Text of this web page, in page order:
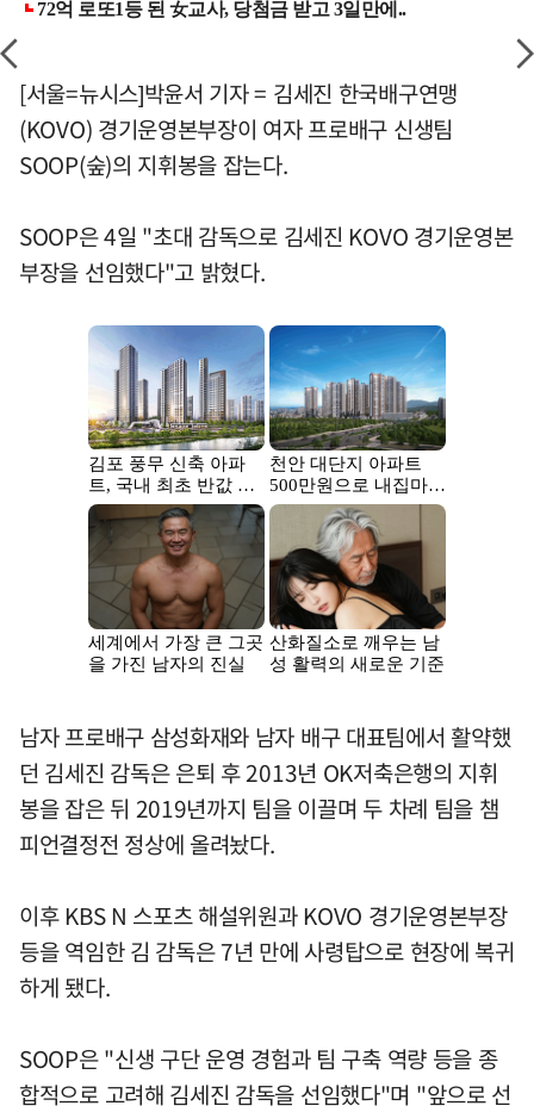
[서울=뉴시스]박윤서 기자 = 김세진 한국배구연맹
(KOVO) 경기운영본부장이 여자 프로배구 신생팀
SOOP(숲)의 지휘봉을 잡는다.
SOOP은 4일 "초대 감독으로 김세진 KOVO 경기운영본
부장을 선임했다"고 밝혔다.
남자 프로배구 삼성화재와 남자 배구 대표팀에서 활약했
던 김세진 감독은 은퇴 후 2013년 OK저축은행의 지휘
봉을 잡은 뒤 2019년까지 팀을 이끌며 두 차례 팀을 챔
피언결정전 정상에 올려놨다.
이후 KBS N 스포츠 해설위원과 KOVO 경기운영본부장
등을 역임한 김 감독은 7년 만에 사령탑으로 현장에 복귀
하게 됐다.
SOOP은 "신생 구단 운영 경험과 팀 구축 역량 등을 종
합적으로 고려해 김세진 감독을 선임했다"며 "앞으로 선